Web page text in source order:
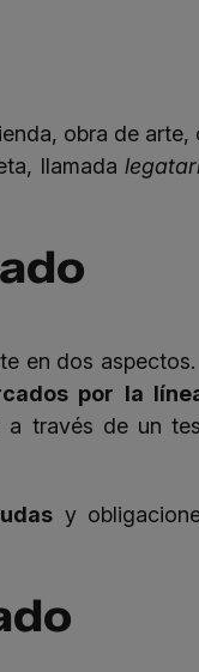
obra de
llamada
en dos
por la
través de un
y